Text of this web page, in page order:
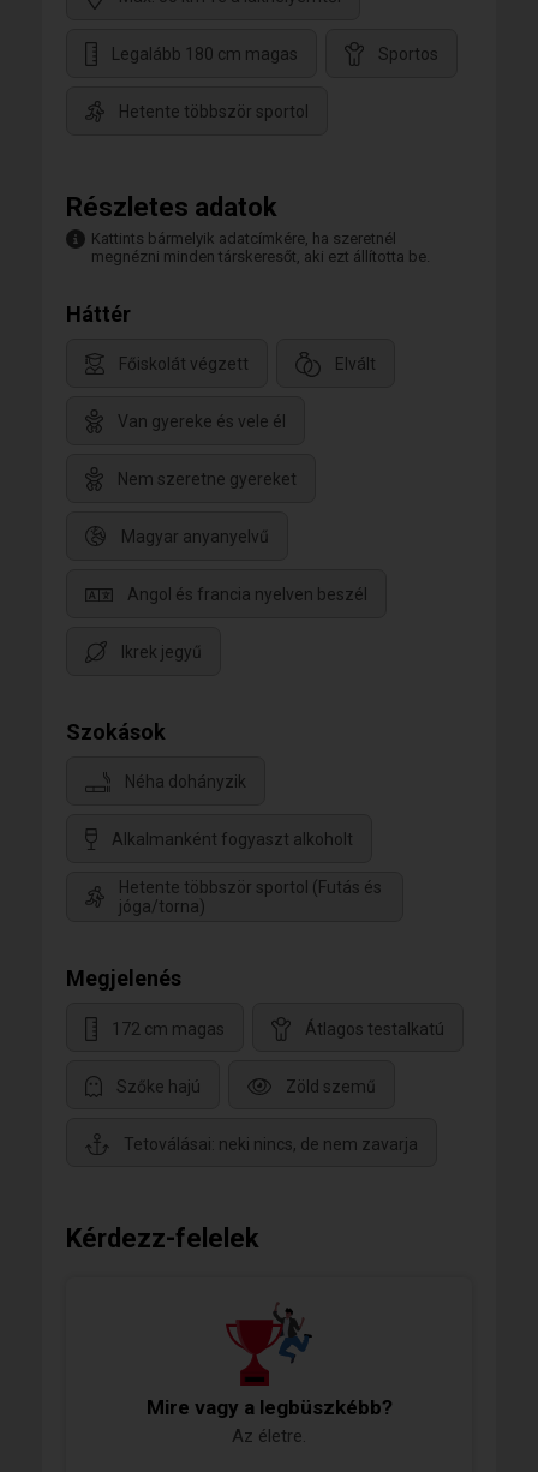
Legalább 180 cm magas Sportos
Hetente többször sportol
Részletes adatok
Kattints bármelyik adatcímkére, ha szeretnél
megnézni minden társkeresőt, aki ezt állította be.
Háttér
Főiskolát végzett Elvált
Van gyereke és vele él
Nem szeretne gyereket
Magyar anyanyelvű
Angol és francia nyelven beszél
Ikrek jegyű
Szokások
Néha dohányzik
Alkalmanként fogyaszt alkoholt
Hetente többször sportol (Futás és
jóga/torna)
Megjelenés
172 cm magas Átlagos testalkatú
Szőke hajú Zöld szemű
Tetoválásai: neki nincs, de nem zavarja
Kérdezz-felelek
Mire vagy a legbüszkébb?
Az életre.